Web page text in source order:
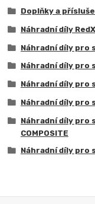
Doplňky a
Náhradní díly
Náhradní díly pro
Náhradní díly pro
Náhradní díly pro
Náhradní díly pro
Náhradní díly pro
COMPOSITE
Náhradní díly pro